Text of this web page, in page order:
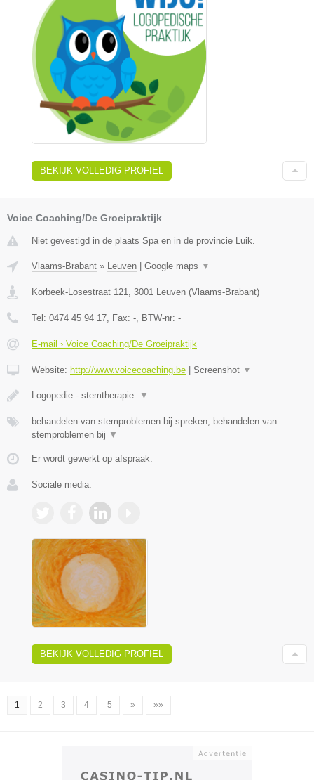
BEKIJK VOLLEDIG PROFIEL
Voice Coaching/De Groeipraktijk
Niet gevestigd in de plaats Spa en in de provincie Luik.
Vlaams-Brabant » Leuven Google maps ▼
Korbeek-Losestraat 121, 3001 Leuven (Vlaams-Brabant)
Tel: 0474 45 94 17, Fax: -, BTW-nr: -
E-mail › Voice Coaching/De Groeipraktijk
Website: http://www.voicecoaching.be Screenshot ▼
Logopedie - stemtherapie: ▼
behandelen van stemproblemen bij spreken, behandelen van
stemproblemen bij ▼
Er wordt gewerkt op afspraak.
Sociale media:
BEKIJK VOLLEDIG PROFIEL
1 2 3 4 5 » »»